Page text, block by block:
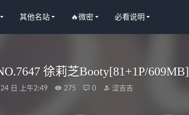
其他名站 🔥微密 必看说明
徐莉芝Booty[81+1P/609MB]
日 上午2:49 275 0 涩吉吉